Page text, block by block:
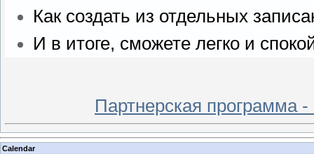
Как создать из отдельных
И в итоге, сможете легко и
Партнерская программа
Calendar